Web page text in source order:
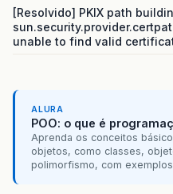
[Resolvido] PKIX path
unable to find valid
ALURA
POO: o que é
Aprenda os conceitos
objetos, como classes,
polimorfismo, com